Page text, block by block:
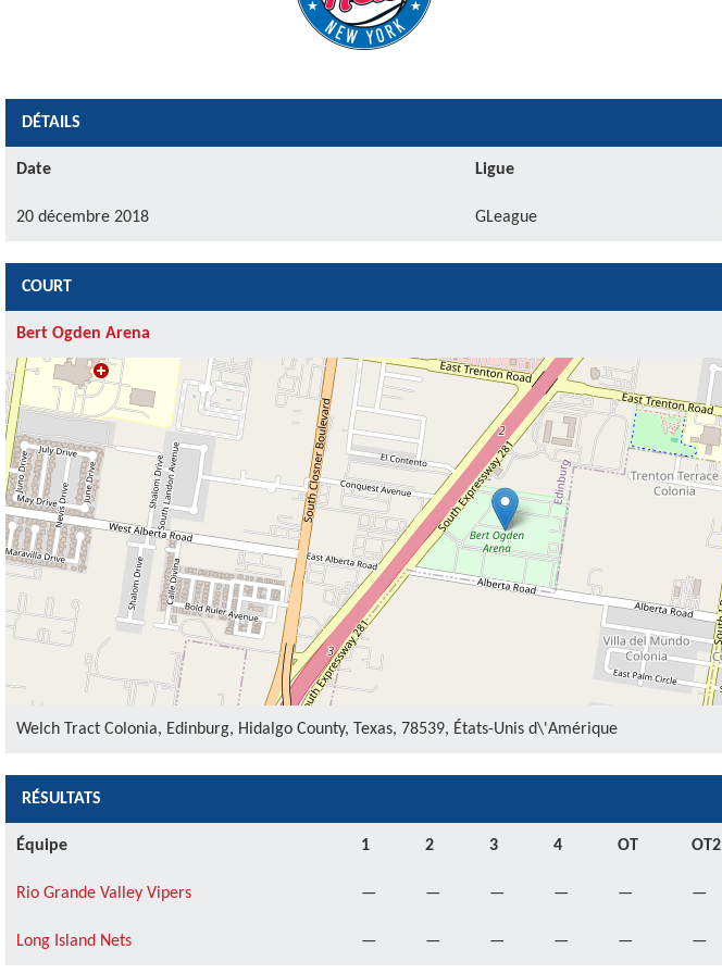
DÉTAILS
Date Ligue
20 décembre 2018 GLeague
COURT
Bert Ogden Arena
Welch Tract Colonia, Edinburg, Hidalgo County, Texas, 78539, États-Unis d\'Amérique
RÉSULTATS
Équipe 1 2 3 4 OT OT2
Rio Grande Valley Vipers — — — — — —
Long Island Nets — — — — — —